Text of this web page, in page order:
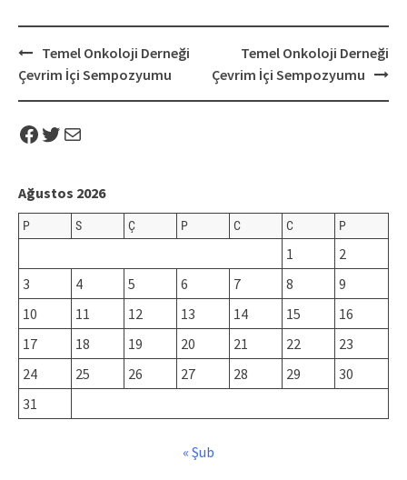
Post
navigation
Temel Onkoloji Derneği
Çevrim İçi Sempozyumu
Temel Onkoloji Derneği
Çevrim İçi Sempozyumu
Facebook
Twitter
Mail
Ağustos 2026
P S Ç P C C P
1
2
3
4 5 6 7 8
9
10
11 12 13 14 15
16
17
18 19 20 21 22
23
24
25 26 27 28 29
30
31
« Şub